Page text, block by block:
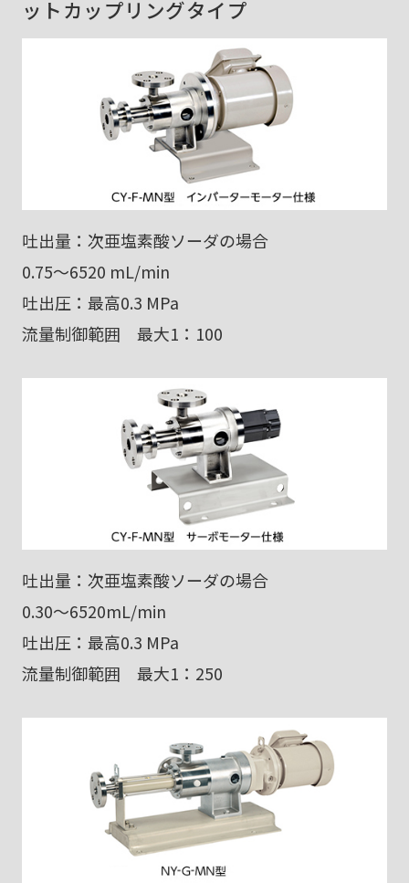
ットカップリングタイプ
吐出量：次亜塩素酸ソーダの場合
0.75～6520 mL/min
吐出圧：最高0.3 MPa
流量制御範囲 最大1：100
吐出量：次亜塩素酸ソーダの場合
0.30～6520mL/min
吐出圧：最高0.3 MPa
流量制御範囲 最大1：250